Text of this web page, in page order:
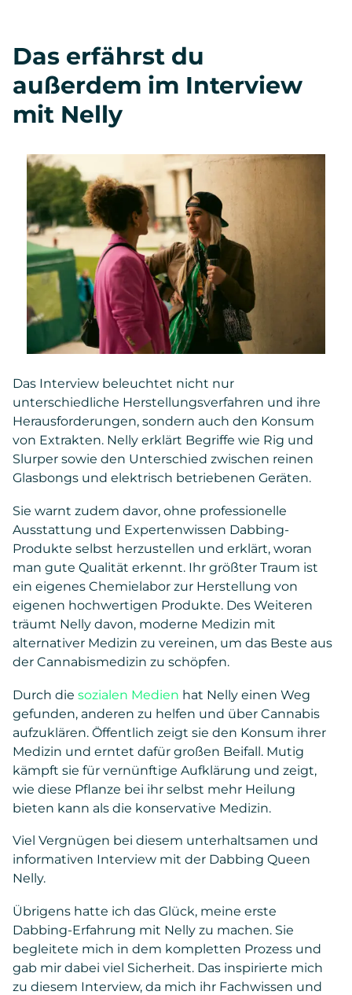
Das erfährst du
außerdem im Interview
mit Nelly
Das Interview beleuchtet nicht nur
unterschiedliche Herstellungsverfahren und ihre
Herausforderungen, sondern auch den Konsum
von Extrakten. Nelly erklärt Begriffe wie Rig und
Slurper sowie den Unterschied zwischen reinen
Glasbongs und elektrisch betriebenen Geräten.
Sie warnt zudem davor, ohne professionelle
Ausstattung und Expertenwissen Dabbing-
Produkte selbst herzustellen und erklärt, woran
man gute Qualität erkennt. Ihr größter Traum ist
ein eigenes Chemielabor zur Herstellung von
eigenen hochwertigen Produkte. Des Weiteren
träumt Nelly davon, moderne Medizin mit
alternativer Medizin zu vereinen, um das Beste aus
der Cannabismedizin zu schöpfen.
Durch die sozialen Medien hat Nelly einen Weg
gefunden, anderen zu helfen und über Cannabis
aufzuklären. Öffentlich zeigt sie den Konsum ihrer
Medizin und erntet dafür großen Beifall. Mutig
kämpft sie für vernünftige Aufklärung und zeigt,
wie diese Pflanze bei ihr selbst mehr Heilung
bieten kann als die konservative Medizin.
Viel Vergnügen bei diesem unterhaltsamen und
informativen Interview mit der Dabbing Queen
Nelly.
Übrigens hatte ich das Glück, meine erste
Dabbing-Erfahrung mit Nelly zu machen. Sie
begleitete mich in dem kompletten Prozess und
gab mir dabei viel Sicherheit. Das inspirierte mich
zu diesem Interview, da mich ihr Fachwissen und